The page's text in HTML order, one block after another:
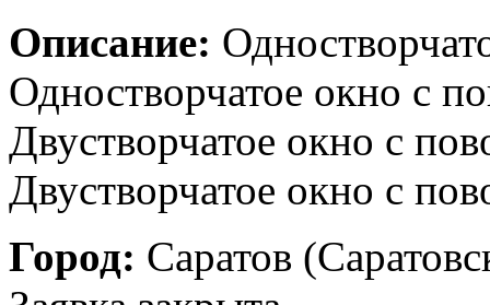
Описание:
Одностворчатое окно с
Двустворчатое окно с
Двустворчатое окно с
Город: Саратов